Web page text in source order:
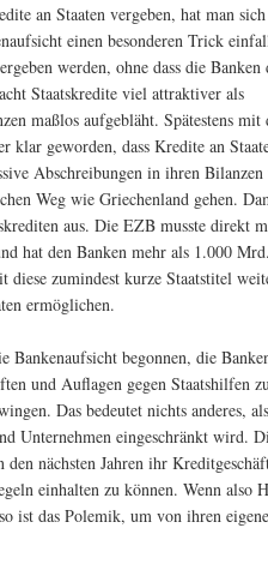
an Staaten vergeben, hat man
einen besonderen Trick
werden, ohne dass die Banken
Staatskredite viel attraktiver als
maßlos aufgebläht. Spätestens mit
klar geworden, dass Kredite an
Abschreibungen in ihren
Weg wie Griechenland gehen.
aus. Die EZB musste direkt
hat den Banken mehr als 1.000
zumindest kurze Staatstitel
ermöglichen.
begonnen, die
und Auflagen gegen Staatshilfen
Das bedeutet nichts anderes,
Unternehmen eingeschränkt wird.
nächsten Jahren ihr
einhalten zu können. Wenn also
ist das Polemik, um von ihren